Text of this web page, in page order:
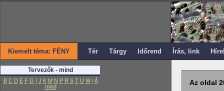
Kiemelt téma: FÉNY Tér Tárgy Időrend Írás, link
Tervezők - mind
B C D E F G I J K M N P R S T U W i Á
mind
Az oldal